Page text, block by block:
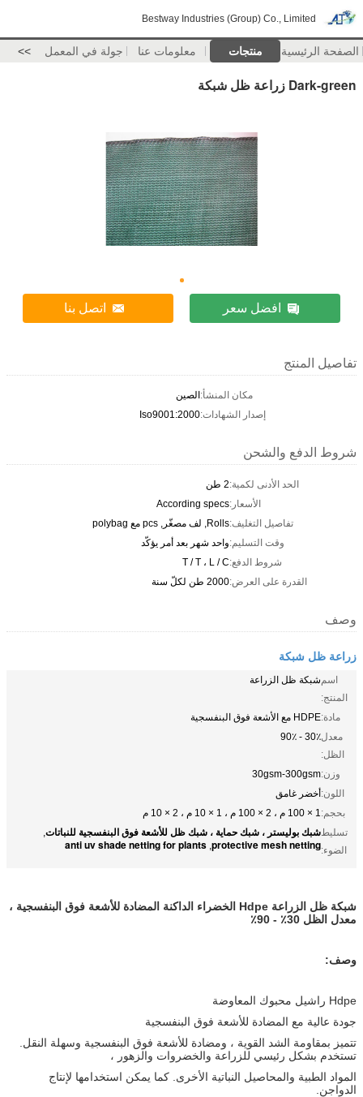
Bestway Industries (Group) Co., Limited
الصفحة الرئيسية منتجات معلومات عنا جولة في المعمل >>
Dark-green زراعة ظل شبكة
افضل سعر اتصل بنا
تفاصيل المنتج
مكان المنشأ:الصين
إصدار الشهادات:Iso9001:2000
شروط الدفع والشحن
الحد الأدنى لكمية:2 طن
الأسعار:According specs
تفاصيل التغليف:Rolls, لف مصغّر, pcs مع polybag
وقت التسليم:واحد شهر بعد أمر يؤكّد
شروط الدفع:T / T ، L / C
القدرة على العرض:2000 طن لكلّ سنة
وصف
زراعة ظل شبكة
اسم
المنتج:
شبكة ظل الزراعة
مادة:HDPE مع الأشعة فوق البنفسجية
معدل
الظل:
30٪ - 90٪
وزن:30gsm-300gsm
اللون:أخضر غامق
بحجم:1 × 100 م ، 2 × 100 م ، 1 × 10 م ، 2 × 10 م
تسليط
الضوء:
شبك بوليستر ، شبك حماية ، شبك ظل للأشعة فوق البنفسجية للنباتات,
protective mesh netting
,
anti uv shade netting for plants
شبكة ظل الزراعة Hdpe الخضراء الداكنة المضادة للأشعة فوق البنفسجية ،
معدل الظل 30٪ - 90٪
وصف:
Hdpe راشيل محبوك المعاوضة
جودة عالية مع المضادة للأشعة فوق البنفسجية
تتميز بمقاومة الشد القوية ، ومضادة للأشعة فوق البنفسجية وسهلة النقل.
تستخدم بشكل رئيسي للزراعة والخضروات والزهور ،
المواد الطبية والمحاصيل النباتية الأخرى. كما يمكن استخدامها لإنتاج
الدواجن.